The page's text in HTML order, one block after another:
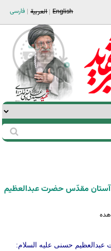
فارسی العربية English
آستان مقدّس حضرت عبدالعظیم
حسنی علیه السلام: